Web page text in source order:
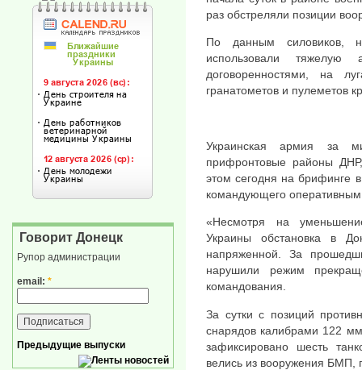
раз обстреляли позиции
По данным силовиков,
использовали тяжелую
договоренностями, на
гранатометов и пулеметов
Украинская армия за
прифронтовые районы
этом сегодня на брифинге
командующего
«Несмотря на
Украины обстановка в
напряженной. За
нарушили режим
командования.
За сутки с позиций
снарядов калибрами 122
зафиксировано шесть
велись из вооружения БМП,
Говорит Донецк
Рупор администрации
email: *
Предыдущие выпуски